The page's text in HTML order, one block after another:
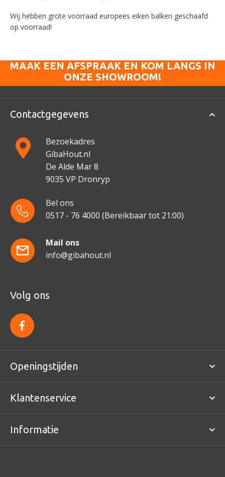
Wij hebben grote voorraad europees eiken balken geschaafd
op voorraad!
MAAK EEN AFSPRAAK EN KOM LANGS IN
ONZE SHOWROOM!
Contactgegevens
Bezoekadres
GibaHout.nl
De Alde Mar 8
9035 VP Dronryp
Bel ons
0517 - 76 4000 (Bereikbaar tot 21:00)
Mail ons
info@gibahout.nl
Volg ons
f
a
c
e
o
o
Openingstijden
Klantenservice
Informatie